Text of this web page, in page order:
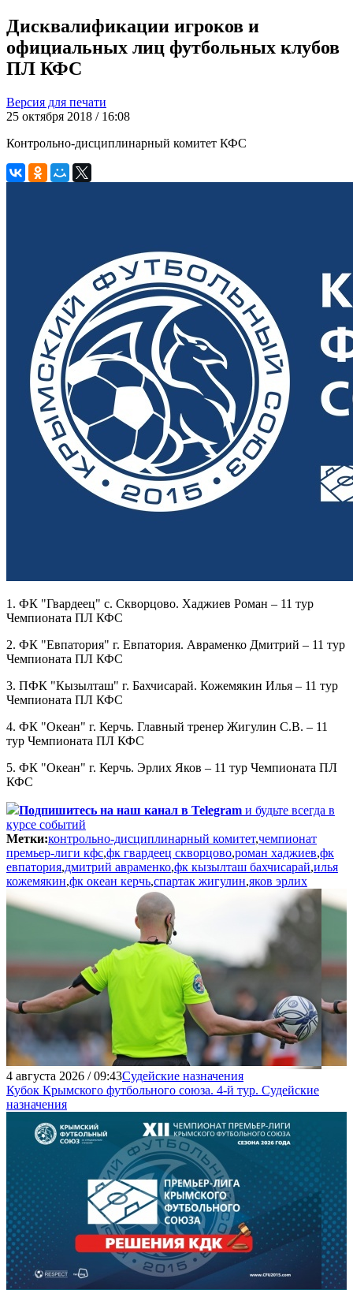
Дисквалификации игроков и
официальных лиц футбольных клубов
ПЛ КФС
Версия для печати
25 октября 2018 / 16:08
Контрольно-дисциплинарный комитет КФС
1. ФК "Гвардеец" с. Скворцово. Хаджиев Роман – 11 тур
Чемпионата ПЛ КФС
2. ФК "Евпатория" г. Евпатория. Авраменко Дмитрий – 11 тур
Чемпионата ПЛ КФС
3. ПФК "Кызылташ" г. Бахчисарай. Кожемякин Илья – 11 тур
Чемпионата ПЛ КФС
4. ФК "Океан" г. Керчь. Главный тренер Жигулин С.В. – 11
тур Чемпионата ПЛ КФС
5. ФК "Океан" г. Керчь. Эрлих Яков – 11 тур Чемпионата ПЛ
КФС
Подпишитесь на наш канал в Telegram и будьте всегда в
курсе событий
Метки:контрольно-дисциплинарный комитет,чемпионат
премьер-лиги кфс,фк гвардеец скворцово,роман хаджиев,фк
евпатория,дмитрий авраменко,фк кызылташ бахчисарай,илья
кожемякин,фк океан керчь,спартак жигулин,яков эрлих
4 августа 2026 / 09:43Судейские назначения
Кубок Крымского футбольного союза. 4-й тур. Судейские
назначения